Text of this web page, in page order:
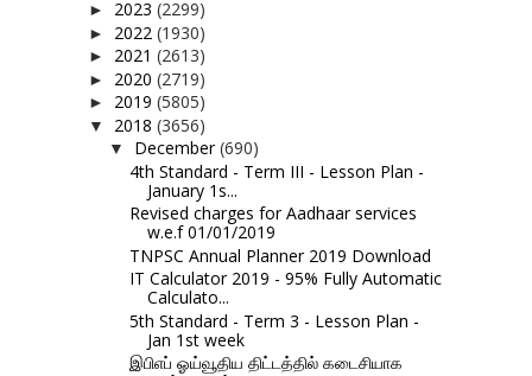
► 2023 (2299)
► 2022 (1930)
► 2021 (2613)
► 2020 (2719)
► 2019 (5805)
▼ 2018 (3656)
▼ December(690)
4th Standard - Term III - Lesson Plan -
January 1s...
Revised charges for Aadhaar services
w.e.f 01/01/2019
TNPSC Annual Planner 2019 Download
IT Calculator 2019 - 95% Fully Automatic
Calculato...
5th Standard - Term 3 - Lesson Plan -
Jan 1st week
இபிஎப் ஓய்வூதிய திட்டத்தில் கடைசியாக